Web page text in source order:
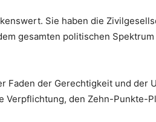
Sie haben die
gesamten politischen
Faden der Gerechtigkeit und der
Verpflichtung, den Zehn-Punkte-